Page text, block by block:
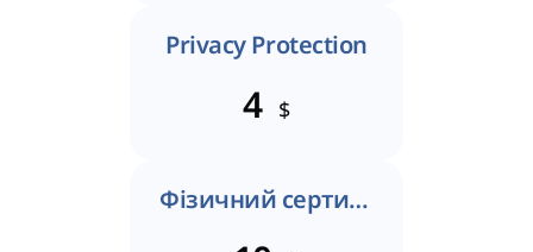
Privacy Protection
4 $
Фізичний сертифікат